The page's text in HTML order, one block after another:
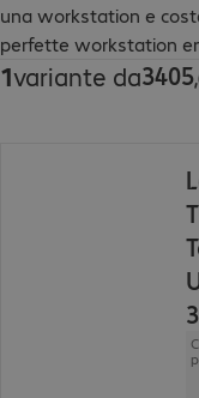
una workstation e
perfette workstation
1variante da3405,